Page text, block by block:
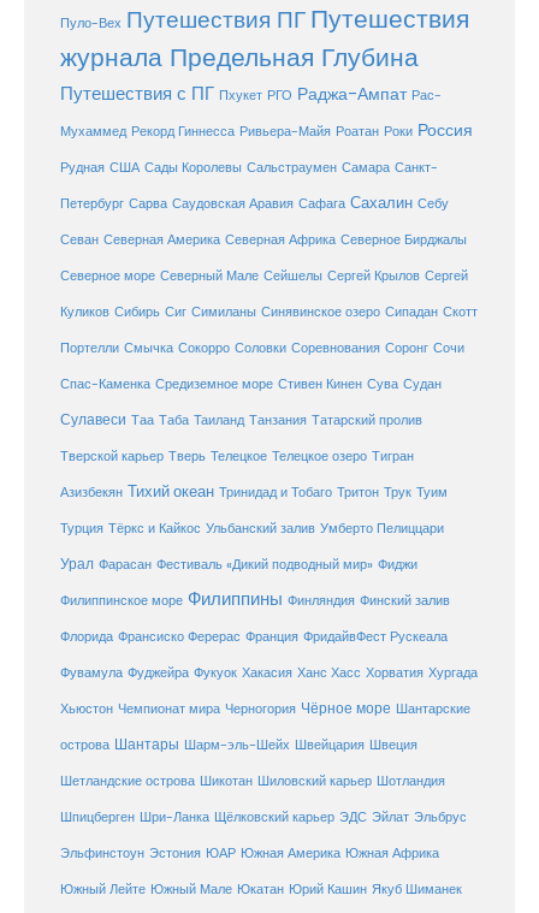
Пуло-Вех Путешествия ПГ Путешествия
журнала Предельная Глубина
Путешествия с ПГ Пхукет РГО Раджа-Ампат Рас-
Мухаммед Рекорд Гиннесса Ривьера-Майя Роатан Роки Россия
Рудная США Сады Королевы Сальстраумен Самара Санкт-
Петербург Сарва Саудовская Аравия Сафага Сахалин Себу
Севан Северная Америка Северная Африка Северное Бирджалы
Северное море Северный Мале Сейшелы Сергей Крылов Сергей
Куликов Сибирь Сиг Симиланы Синявинское озеро Сипадан Скотт
Портелли Смычка Сокорро Соловки Соревнования Соронг Сочи
Спас-Каменка Средиземное море Стивен Кинен Сува Судан
Сулавеси Таа Таба Таиланд Танзания Татарский пролив
Тверской карьер Тверь Телецкое Телецкое озеро Тигран
Азизбекян Тихий океан Тринидад и Тобаго Тритон Трук Туим
Турция Тёркс и Кайкос Ульбанский залив Умберто Пелиццари
Урал Фарасан Фестиваль «Дикий подводный мир» Фиджи
Филиппинское море Филиппины Финляндия Финский залив
Флорида Франсиско Ферерас Франция ФридайвФест Рускеала
Фувамула Фуджейра Фукуок Хакасия Ханс Хасс Хорватия Хургада
Хьюстон Чемпионат мира Черногория Чёрное море Шантарские
острова Шантары Шарм-эль-Шейх Швейцария Швеция
Шетландские острова Шикотан Шиловский карьер Шотландия
Шпицберген Шри-Ланка Щёлковский карьер ЭДС Эйлат Эльбрус
Эльфинстоун Эстония ЮАР Южная Америка Южная Африка
Южный Лейте Южный Мале Юкатан Юрий Кашин Якуб Шиманек